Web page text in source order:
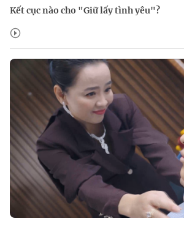
Kết cục nào cho "Giữ lấy tình yêu"?